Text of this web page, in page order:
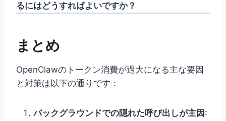
るにはどうすればよいですか？
まとめ
OpenClawのトークン消費が過大になる主な要因
と対策は以下の通りです：
バックグラウンドでの隠れた呼び出しが主因 :